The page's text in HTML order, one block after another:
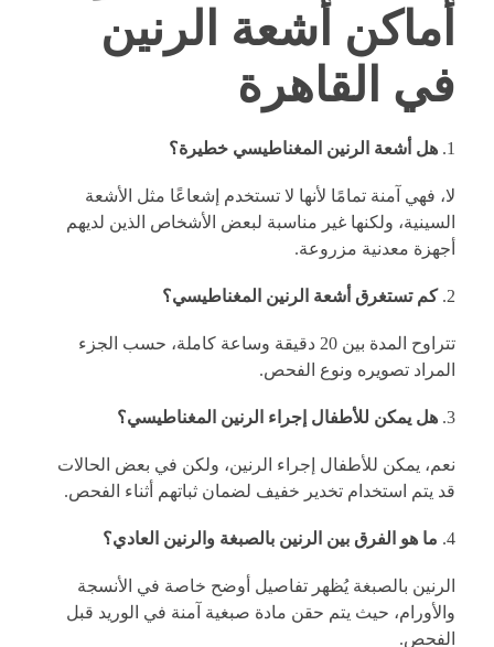
أماكن أشعة الرنين
في القاهرة
هل أشعة الرنين المغناطيسي خطيرة؟
لا، فهي آمنة تمامًا لأنها لا تستخدم إشعاعًا مثل الأشعة
السينية، ولكنها غير مناسبة لبعض الأشخاص الذين لديهم
أجهزة معدنية مزروعة.
كم تستغرق أشعة الرنين المغناطيسي؟
تتراوح المدة بين 20 دقيقة وساعة كاملة، حسب الجزء
المراد تصويره ونوع الفحص.
هل يمكن للأطفال إجراء الرنين المغناطيسي؟
نعم، يمكن للأطفال إجراء الرنين، ولكن في بعض الحالات
قد يتم استخدام تخدير خفيف لضمان ثباتهم أثناء الفحص.
ما هو الفرق بين الرنين بالصبغة والرنين العادي؟
الرنين بالصبغة يُظهر تفاصيل أوضح خاصة في الأنسجة
والأورام، حيث يتم حقن مادة صبغية آمنة في الوريد قبل
الفحص.